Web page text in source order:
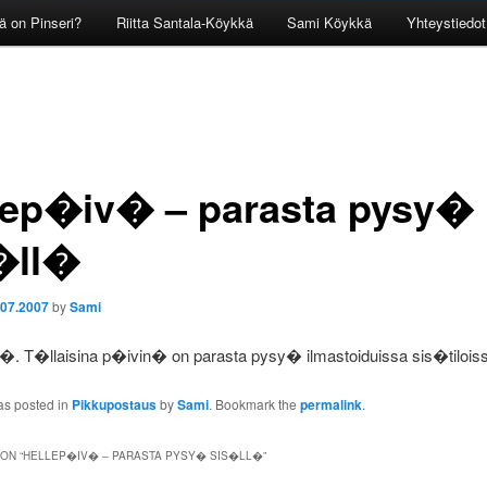
on Pinseri? Riitta Santala-Köykkä Sami Köykkä Yhteystiedot
– parasta pysy�
bySami
T�llaisina p�ivin� on parasta pysy� ilmastoiduissa
posted in PikkupostausbySami. Bookmark the permalink.
“HELLEP�IV� – PARASTA PYSY� SIS�LL�”